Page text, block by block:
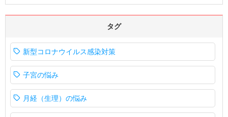
タグ
新型コロナウイルス感染対策
子宮の悩み
月経（生理）の悩み